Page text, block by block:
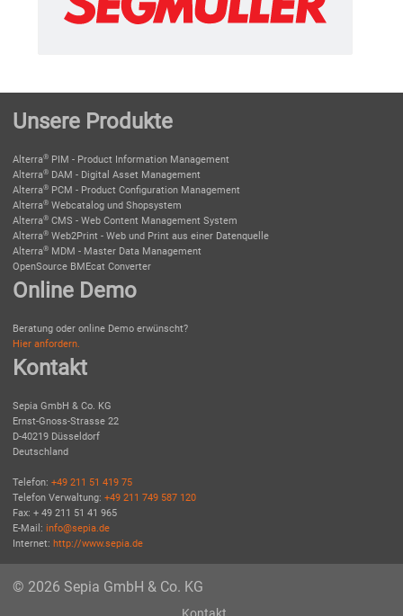
Unsere Produkte
Alterra® PIM - Product Information Management
Alterra® DAM - Digital Asset Management
Alterra® PCM - Product Configuration Management
Alterra® Webcatalog und Shopsystem
Alterra® CMS - Web Content Management System
Alterra® Web2Print - Web und Print aus einer Datenquelle
Alterra® MDM - Master Data Management
OpenSource BMEcat Converter
Online Demo
Beratung oder online Demo erwünscht?
Hier anfordern.
Kontakt
Sepia GmbH & Co. KG
Ernst-Gnoss-Strasse 22
D-40219 Düsseldorf
Deutschland
Telefon: +49 211 51 419 75
Telefon Verwaltung: +49 211 749 587 120
Fax: + 49 211 51 41 965
E-Mail: info@sepia.de
Internet: http://www.sepia.de
© 2026 Sepia GmbH & Co. KG